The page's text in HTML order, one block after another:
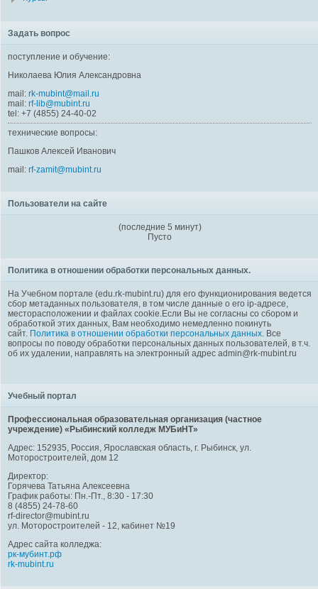
Задать вопрос
поступление и обучение:
Николаева Юлия Александровна
mail: rk-mubint@mail.ru
mail: rf-lib@mubint.ru
tel: +7 (4855) 24-40-02
технические вопросы:
Пашков Алексей Иванович
mail: rf-zamit@mubint.ru
Пользователи на сайте
(последние 5 минут)
Пусто
Политика в отношении обработки персональных данных.
На Учебном портале (edu.rk-mubint.ru) для его функционирования ведется
сбор метаданных пользователя, в том числе данные о его ip-адресе,
месторасположении и файлах cookie.Если Вы не согласны со сбором и
обработкой этих данных, Вам необходимо немедленно покинуть
сайт. Политика в отношении обработки персональных данных. Все
вопросы по поводу обработки персональных данных пользователей, в т.ч.
об их удалении, направлять на электронный адрес admin@rk-mubint.ru
Учебный портал
Профессиональная образовательная организация (частное
учреждение) «Рыбинский колледж МУБиНТ»
Адрес: 152935, Россия, Ярославская область, г. Рыбинск, ул.
Моторостроителей, дом 12
Директор:
Горячева Татьяна Алексеевна
График работы: Пн.-Пт., 8:30 - 17:30
8 (4855) 24-78-60
rf-director@mubint.ru
ул. Моторостроителей - 12, кабинет №19
Адрес сайта колледжа:
рк-мубинт.рф
rk-mubint.ru